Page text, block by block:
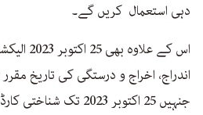
دہی استعمال کریں گے۔
اس کے
اندراج، اخراج و درستگی کی تاریخ مقرر
جنہیں 25 اکتوبر 2023